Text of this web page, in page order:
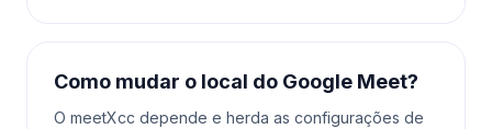
Como mudar o local do Google Meet?
O meetXcc depende e herda as configurações de